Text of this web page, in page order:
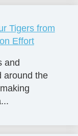
Tigers from
Effort
and
around the